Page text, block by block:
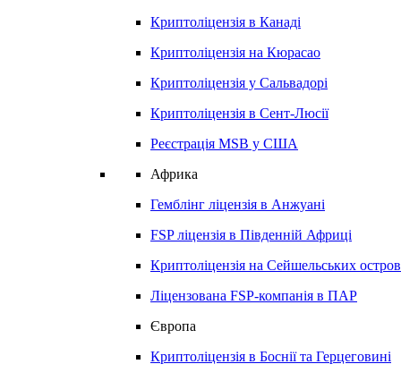
Криптоліцензія в Канаді
Криптоліцензія на Кюрасао
Криптоліцензія у Сальвадорі
Криптоліцензія в Сент-Люсії
Реєстрація MSB у США
Африка
Гемблінг ліцензія в Анжуані
FSP ліцензія в Південній Африці
Криптоліцензія на Сейшельських
Ліцензована FSP-компанія в ПАР
Європа
Криптоліцензія в Боснії та Герцеговині